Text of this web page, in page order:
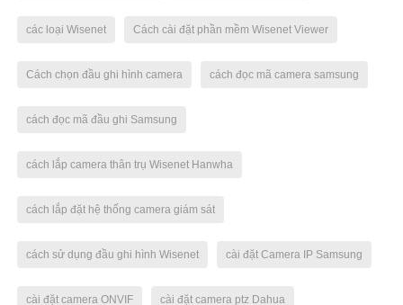
các loại Wisenet Cách cài đặt phần mềm Wisenet Viewer
Cách chọn đầu ghi hình camera cách đọc mã camera samsung
cách đọc mã đầu ghi Samsung
cách lắp camera thân trụ Wisenet Hanwha
cách lắp đặt hệ thống camera giám sát
cách sử dụng đầu ghi hình Wisenet cài đặt Camera IP Samsung
cài đặt camera ONVIF cài đặt camera ptz Dahua